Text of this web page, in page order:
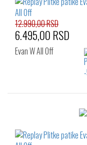
39
40 41
Izaberi željeni broj:
35
37
39
12.990,00 RSD
6.495,00 RSD
Evan W All Off